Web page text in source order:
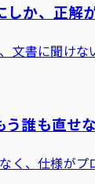
しか、正解
文書に聞けな
う誰も直せ
く、仕様が